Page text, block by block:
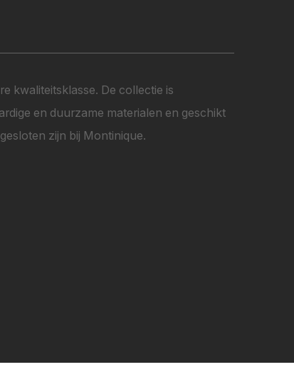
kwaliteitsklasse. De collectie is
en duurzame materialen en geschikt
zijn bij Montinique.